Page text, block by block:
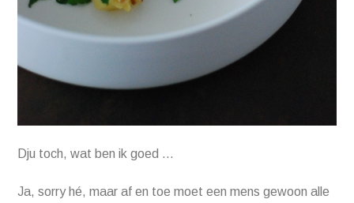
Dju toch, wat ben ik goed …
Ja, sorry hé, maar af en toe moet een mens gewoon alle